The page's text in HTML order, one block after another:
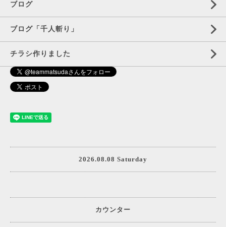
ブログ
ブログ「千人斬り」
チラシ作りました
2026.08.08 Saturday
カウンター